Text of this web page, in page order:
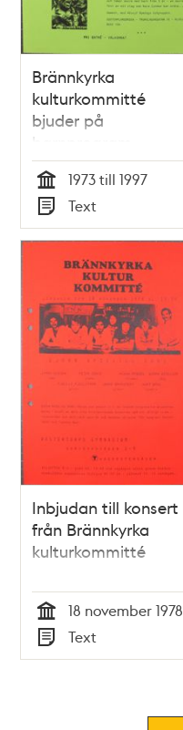
Brännkyrka
kulturkommitté
bjuder på
barnprogram
Tid
1973 till 1997
Typ
Text
Inbjudan till konsert
från Brännkyrka
kulturkommitté
Tid
18 november 1978
Typ
Text